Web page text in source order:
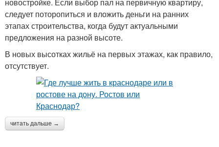
следует поторопиться и вложить деньги на ранних
этапах строительства, когда будут актуальными
предложения на разной высоте.
В новых высотках жильё на первых этажах, как правило,
отсутствует.
читать дальше →